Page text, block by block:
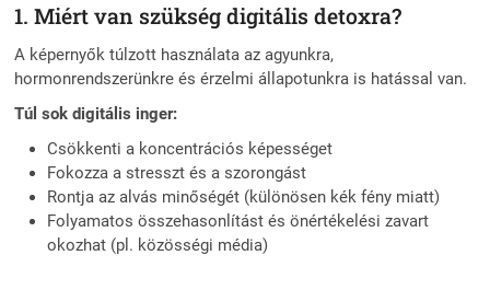
1. Miért van szükség digitális detoxra?
A képernyők túlzott használata az agyunkra,
hormonrendszerünkre és érzelmi állapotunkra is hatással van.
Túl sok digitális inger:
Csökkenti a koncentrációs képességet
Fokozza a stresszt és a szorongást
Rontja az alvás minőségét (különösen kék fény miatt)
Folyamatos összehasonlítást és önértékelési zavart
okozhat (pl. közösségi média)